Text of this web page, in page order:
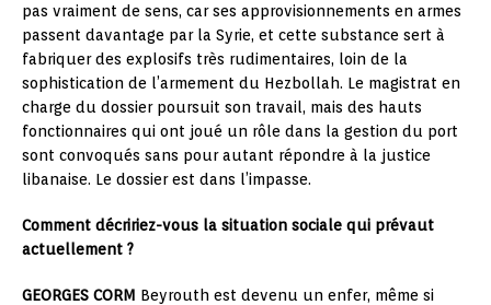
pas vraiment de sens, car ses approvisionnements en armes
passent davantage par la Syrie, et cette substance sert à
fabriquer des explosifs très rudimentaires, loin de la
sophistication de l’armement du Hezbollah. Le magistrat en
charge du dossier poursuit son travail, mais des hauts
fonctionnaires qui ont joué un rôle dans la gestion du port
sont convoqués sans pour autant répondre à la justice
libanaise. Le dossier est dans l’impasse.
Comment décririez-vous la situation sociale qui prévaut
actuellement ?
GEORGES CORM Beyrouth est devenu un enfer, même si